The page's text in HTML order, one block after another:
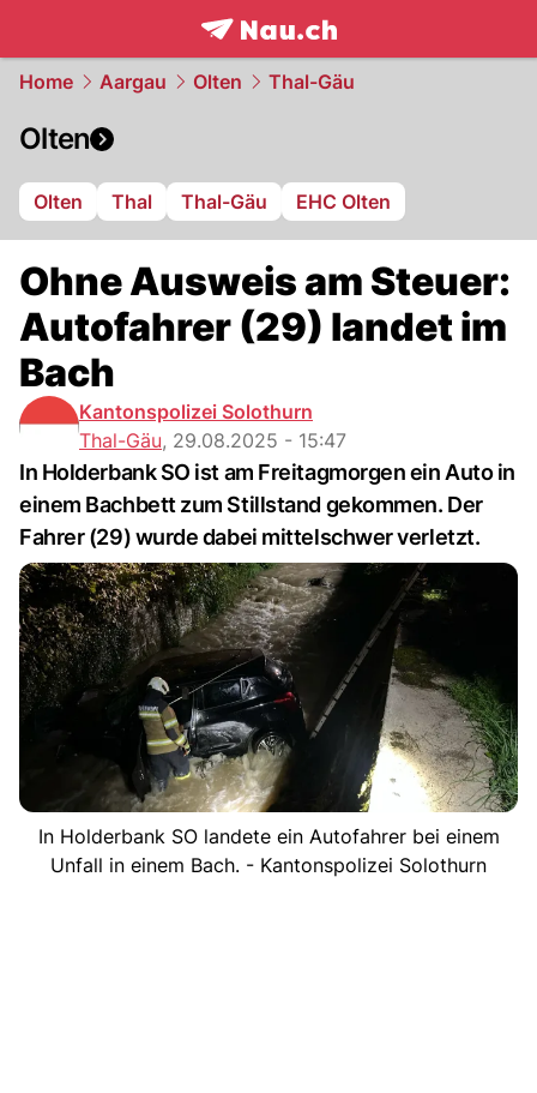
frontpage.NAU.ch
Home Aargau Olten Thal-Gäu
Olten
Olten Thal Thal-Gäu EHC Olten
Ohne Ausweis am Steuer:
Autofahrer (29) landet im
Bach
Kantonspolizei Solothurn
Thal-Gäu, 29.08.2025 - 15:47
In Holderbank SO ist am Freitagmorgen ein Auto in
einem Bachbett zum Stillstand gekommen. Der
Fahrer (29) wurde dabei mittelschwer verletzt.
In Holderbank SO landete ein Autofahrer bei einem
Unfall in einem Bach. - Kantonspolizei Solothurn